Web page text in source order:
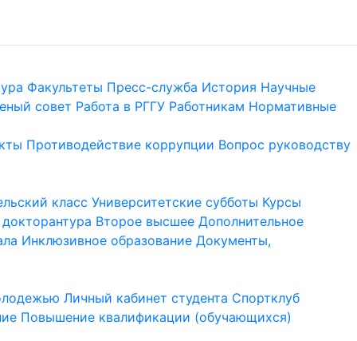
Факультеты Пресс-служба История Научные
совет Работа в РГГУ Работникам Нормативные
Противодействие коррупции Вопрос руководству
класс Университетские субботы Курсы
Второе высшее Дополнительное
Инклюзивное образование Документы,
Личный кабинет студента Спортклуб
Повышение квалификации (обучающихся)